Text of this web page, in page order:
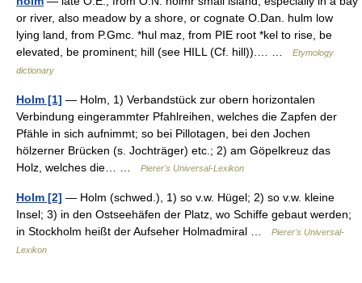
or river, also meadow by a shore, or cognate O.Dan. hulm low
lying land, from P.Gmc. *hul maz, from PIE root *kel to rise, be
elevated, be prominent; hill (see HILL (Cf. hill)).… …
Etymology
dictionary
Holm [1] — Holm, 1) Verbandstück zur obern horizontalen
Verbindung eingerammter Pfahlreihen, welches die Zapfen der
Pfähle in sich aufnimmt; so bei Pillotagen, bei den Jochen
hölzerner Brücken (s. Jochträger) etc.; 2) am Göpelkreuz das
Holz, welches die… …
Pierer's Universal-Lexikon
Holm [2] — Holm (schwed.), 1) so v.w. Hügel; 2) so v.w. kleine
Insel; 3) in den Ostseehäfen der Platz, wo Schiffe gebaut werden;
in Stockholm heißt der Aufseher Holmadmiral …
Pierer's Universal-
Lexikon